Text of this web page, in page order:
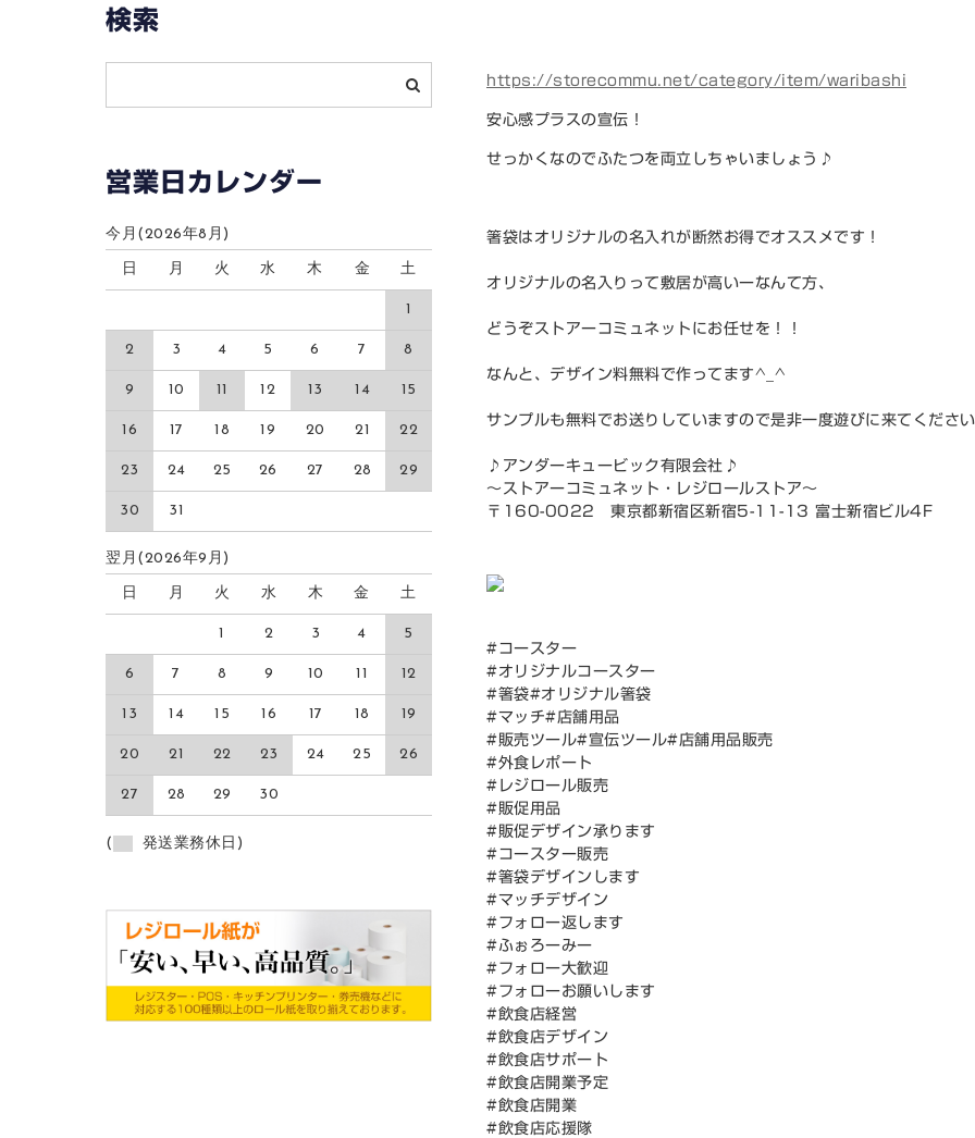
https://storecommu.net/category/item/waribashi
安心感プラスの宣伝！
せっかくなのでふたつを両立しちゃいましょう♪
箸袋はオリジナルの名入れが断然お得でオススメです！
オリジナルの名入りって敷居が高いーなんて方、
どうぞストアーコミュネットにお任せを！！
なんと、デザイン料無料で作ってます^_^
サンプルも無料でお送りしていますので是非一度遊びに来てくださ
♪アンダーキュービック有限会社♪
〜ストアーコミュネット・レジロールストア〜
〒160-0022 東京都新宿区新宿5-11-13 富士新宿ビル4F
#コースター
#オリジナルコースター
#箸袋#オリジナル箸袋
#マッチ#店舗用品
#販売ツール#宣伝ツール#店舗用品販売
#外食レポート
#レジロール販売
#販促用品
#販促デザイン承ります
#コースター販売
#箸袋デザインします
#マッチデザイン
#フォロー返します
#ふぉろーみー
#フォロー大歓迎
#フォローお願いします
#飲食店経営
#飲食店デザイン
#飲食店サポート
#飲食店開業予定
#飲食店開業
#飲食店応援隊
検索
営業日カレンダー
今月(2026年8月)
日 月 火 水 木 金 土
1
2 3 4 5 6 7 8
9 10 11 12 13 14 15
16 17 18 19 20 21 22
23 24 25 26 27 28 29
30 31
翌月(2026年9月)
日 月 火 水 木 金 土
1 2 3 4 5
6 7 8 9 10 11 12
13 14 15 16 17 18 19
20 21 22 23 24 25 26
27 28 29 30
( 発送業務休日)